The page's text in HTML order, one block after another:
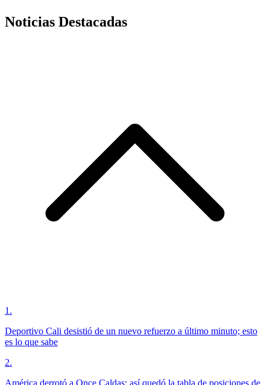
Noticias Destacadas
1 .
Deportivo Cali desistió de un nuevo refuerzo a último minuto; esto
es lo que sabe
2.